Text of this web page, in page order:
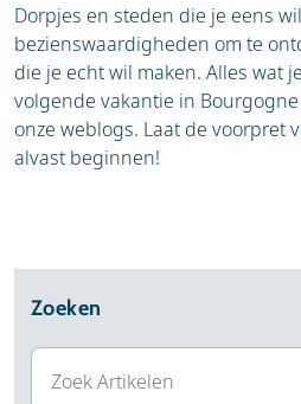
Dorpjes en steden die je eens
bezienswaardigheden om te
die je echt wil maken. Alles wat
volgende vakantie in
onze weblogs. Laat de voorpret
alvast beginnen!
Zoeken